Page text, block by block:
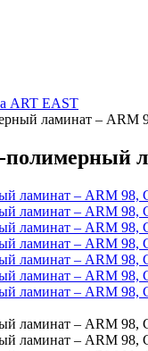
ART EAST
ламинат –